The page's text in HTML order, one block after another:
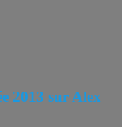
2013 sur Alex